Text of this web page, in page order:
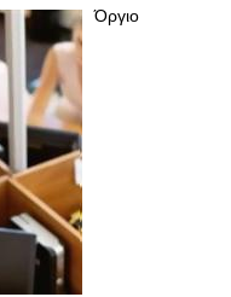
Όργιο